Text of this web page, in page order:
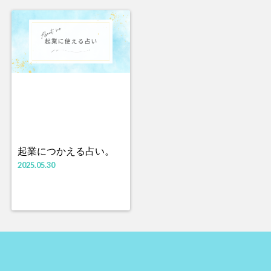
起業につかえる占い。
2025.05.30